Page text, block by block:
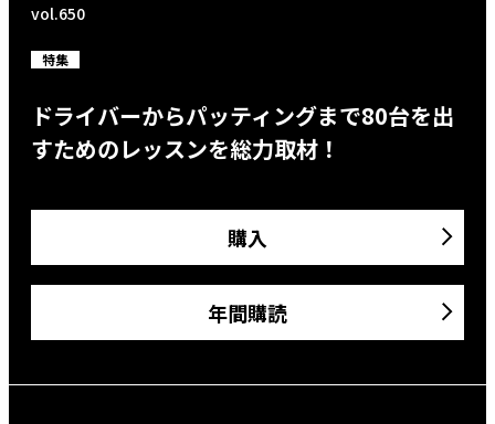
vol.650
特集
ドライバーからパッティングまで80台を出
すためのレッスンを総力取材！
購入
年間購読